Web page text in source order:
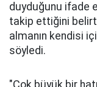
duyduğunu ifade
takip ettiğini
almanın kendisi
söyledi.